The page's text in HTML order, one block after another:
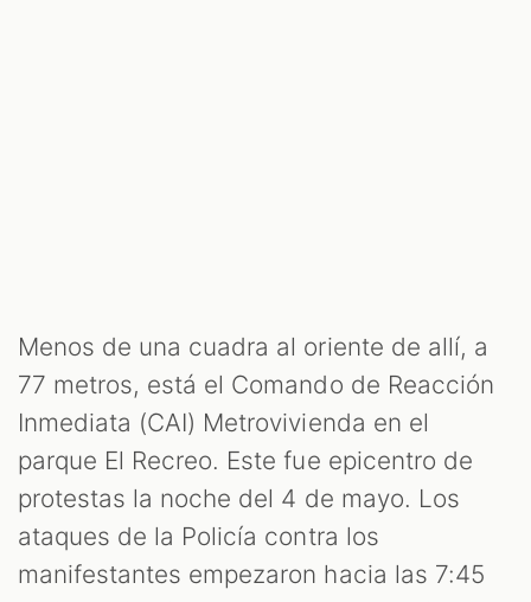
Menos de una cuadra al oriente de allí, a
77 metros, está el Comando de Reacción
Inmediata (CAI) Metrovivienda en el
parque El Recreo. Este fue epicentro de
protestas la noche del 4 de mayo. Los
ataques de la Policía contra los
manifestantes empezaron hacia las 7:45